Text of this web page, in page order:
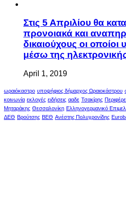
Στις 5 Απριλίου θα
προνοιακά και
δικαιούχους οι
μέσω της
April 1, 2019
ωραιόκαστρο υποψήφιος δήμαρχος Ωραιοκάστρου
κοινωνία εκλογές ειδήσεις ααδε Τσακίρης
Μηταράκης Θεσσαλονίκη Ελληνογερμανικό
ΔΕΘ Βρούτσης ΒΕΘ Ανέστης Πολυχρονίδης